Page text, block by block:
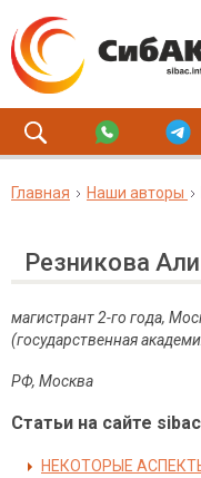
Главная Наши авторы
Резникова
магистрант 2-го года,
(государственная
РФ, Москва
Статьи на сайте
НЕКОТОРЫЕ